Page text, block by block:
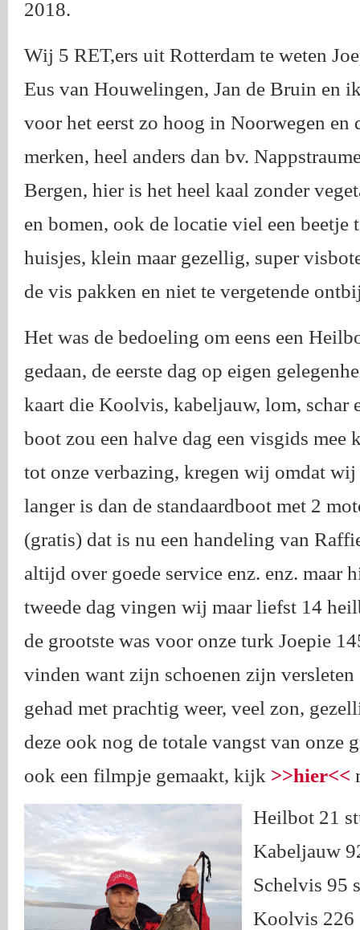
2018.
Wij 5 RET,ers uit Rotterdam te weten
Eus van Houwelingen, Jan de Bruin en
voor het eerst zo hoog in Noorwegen en
merken, heel anders dan bv.
Bergen, hier is het heel kaal zonder
en bomen, ook de locatie viel een beetje
huisjes, klein maar gezellig, super
de vis pakken en niet te vergetende
Het was de bedoeling om eens een
gedaan, de eerste dag op eigen
kaart die Koolvis, kabeljauw, lom, schar
boot zou een halve dag een visgids
tot onze verbazing, kregen wij omdat
langer is dan de standaardboot met 2
(gratis) dat is nu een handeling van
altijd over goede service enz. enz. maar
tweede dag vingen wij maar liefst 14
de grootste was voor onze turk Joepie
vinden want zijn schoenen zijn
gehad met prachtig weer, veel zon,
deze ook nog de totale vangst van onze
ook een filmpje gemaakt, kijk >>hier<<
Heilbot 21
Kabeljauw
Schelvis 95
Koolvis 226